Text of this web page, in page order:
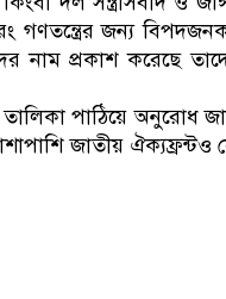
জন্য বিপদজনক
নাম প্রকাশ করেছে
পাঠিয়ে অনুরোধ
জাতীয় ঐক্যফ্রন্টও